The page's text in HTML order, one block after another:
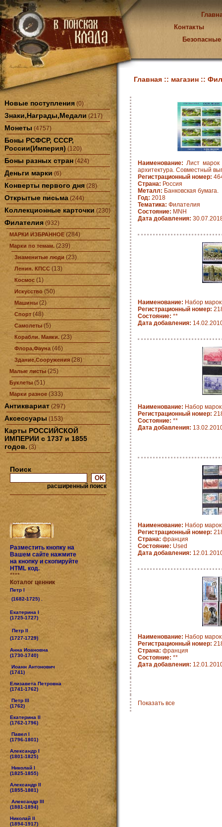
Контакты
Новые поступления (0)
Знаки,Награды,Медали (217)
Монеты (4757)
Боны РСФСР, СССР,
России(Империя) (120)
Боны разных стран (424)
Деньги марки (6)
Конверты первого дня (28)
Открытые письма (244)
Коллекционные карточки (230)
Филателия (932)
МАРКИ ИЗБРАННОЕ (284)
Марки по темам. (239)
Знаменитые люди (23)
Ленин. КПСС (13)
Космос (1)
Искусство (50)
Машины (2)
Спорт (48)
Самолеты (5)
Корабли. Маяки. (23)
Флора,Фауна(46)
Здание,Сооружения (28)
Малые листы (25)
Буклеты(51)
Марки разное (333)
Антиквариат (297)
Аксессуары (153)
Карты РОССИЙСКОЙ
ИМПЕРИИ с 1737 и 1855
годов. (3)
Поиск
расширенный поиск
Разместить кнопку на
Вашем сайте нажмите
на кнопку и скопируйте
HTML код.
****
Коталог ценник
Петр I
(1682-1725) .
Екатерина I
(1725-1727)
Петр II
(1727-1729)
Анна Иоановна
(1730-1740)
Иоанн Антонович
(1741)
Елизавета Петровна
(1741-1762)
Петр III
(1762)
Екатерина II
(1762-1796)
Павел I
(1796-1801)
Александр I
(1801-1825)
Николай I
(1825-1855)
Александр II
(1855-1881)
Александр III
(1881-1894)
Николай II
(1894-1917)
Главная :: магазин ::
Наименование: Лист
архитектура. Совместный
Регистрационный номер:
Страна: Россия
Металл: Банковская бумага.
Год: 2018
Тематика: Филателия
Состояние: MNH
Дата добавления:
Наименование: Набор марок
Регистрационный номер:
Состояние: **
Дата добавления:
Наименование: Набор марок
Регистрационный номер:
Состояние: **
Дата добавления:
Наименование: Набор
Регистрационный номер:
Страна: франция
Состояние: Used
Дата добавления:
Наименование: Набор
Регистрационный номер:
Страна: франция
Состояние: **
Дата добавления:
Показать все